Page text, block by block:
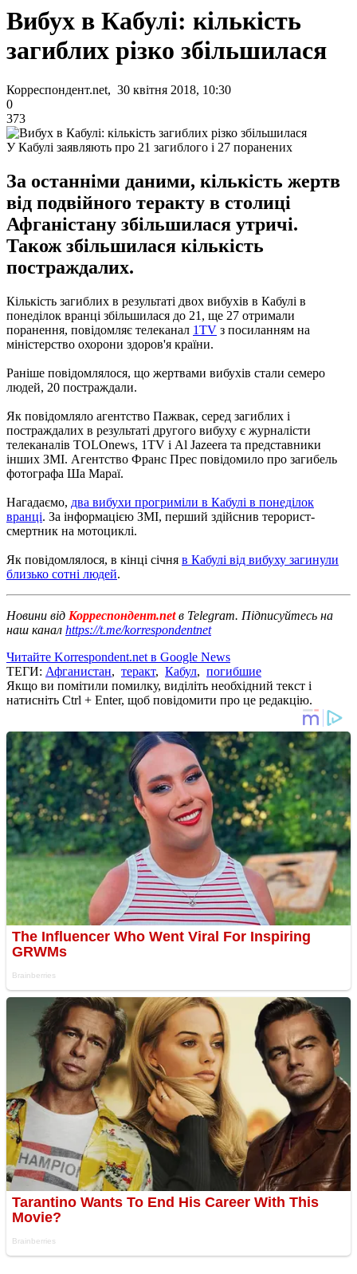
Вибух в Кабулі: кількість
загиблих різко збільшилася
Корреспондент.net, 30 квітня 2018, 10:30
0
373
У Кабулі заявляють про 21 загиблого і 27 поранених
За останніми даними, кількість жертв
від подвійного теракту в столиці
Афганістану збільшилася утричі.
Також збільшилася кількість
постраждалих.
Кількість загиблих в результаті двох вибухів в Кабулі в
понеділок вранці збільшилася до 21, ще 27 отримали
поранення, повідомляє телеканал 1TV з посиланням на
міністерство охорони здоров'я країни.
Раніше повідомлялося, що жертвами вибухів стали семеро
людей, 20 постраждали.
Як повідомляло агентство Пажвак, серед загиблих і
постраждалих в результаті другого вибуху є журналісти
телеканалів TOLOnews, 1TV і Al Jazeera та представники
інших ЗМІ. Агентство Франс Прес повідомило про загибель
фотографа Ша Мараї.
Нагадаємо, два вибухи прогриміли в Кабулі в понеділок
вранці. За інформацією ЗМІ, перший здійснив терорист-
смертник на мотоциклі.
Як повідомлялося, в кінці січня в Кабулі від вибуху загинули
близько сотні людей.
Новини від Корреспондент.netв Telegram. Підписуйтесь на
наш канал https://t.me/korrespondentnet
Читайте Korrespondent.net в Google News
ТЕГИ: Афганистан, теракт, Кабул, погибшие
Якщо ви помітили помилку, виділіть необхідний текст і
натисніть Ctrl + Enter, щоб повідомити про це редакцію.